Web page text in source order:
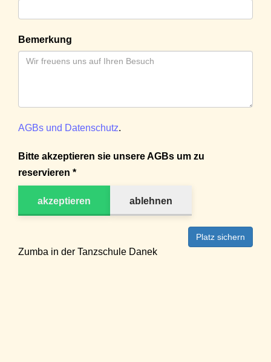
Bemerkung
AGBs und Datenschutz.
Bitte akzeptieren sie unsere AGBs um zu
reservieren *
akzeptieren ablehnen
Platz sichern
Zumba in der Tanzschule Danek